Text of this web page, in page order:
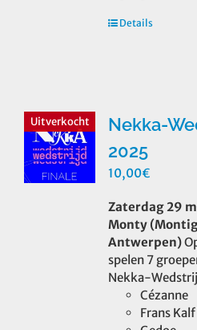
Details
Uitverkocht
Nekka-
2025
10,00€
Zaterdag 29
Monty
Antwerpen)
spelen 7
Nekka-
Cézanne
Frans Kalf